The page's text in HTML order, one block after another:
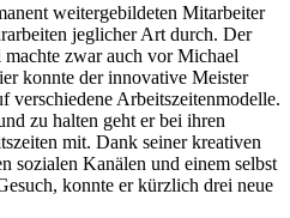
weitergebildeten Mitarbeiter
jeglicher Art durch. Der
zwar auch vor Michael
konnte der innovative Meister
verschiedene Arbeitszeitenmodelle.
zu halten geht er bei ihren
mit. Dank seiner kreativen
sozialen Kanälen und einem selbst
konnte er kürzlich drei neue